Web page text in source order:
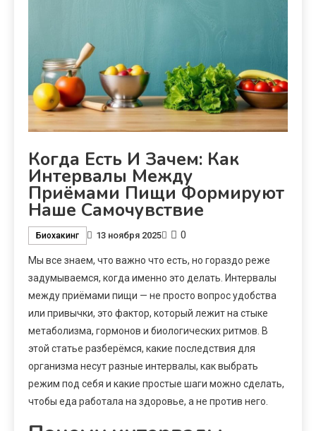
Когда Есть И Зачем: Как
Интервалы Между
Приёмами Пищи Формируют
Наше Самочувствие
Биохакинг 13 ноября 2025 0
Мы все знаем, что важно что есть, но гораздо реже
задумываемся, когда именно это делать. Интервалы
между приёмами пищи — не просто вопрос удобства
или привычки, это фактор, который лежит на стыке
метаболизма, гормонов и биологических ритмов. В
этой статье разберёмся, какие последствия для
организма несут разные интервалы, как выбрать
режим под себя и какие простые шаги можно сделать,
чтобы еда работала на здоровье, а не против него.